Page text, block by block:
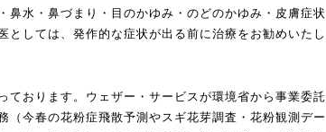
鼻水・鼻づまり・目のかゆみ・のどのかゆみ・皮膚症状
しては、発作的な症状が出る前に治療をお勧めいたし
おります。ウェザー・サービスが環境省から事業委託
今春の花粉症飛散予測やスギ花芽調査・花粉観測デー